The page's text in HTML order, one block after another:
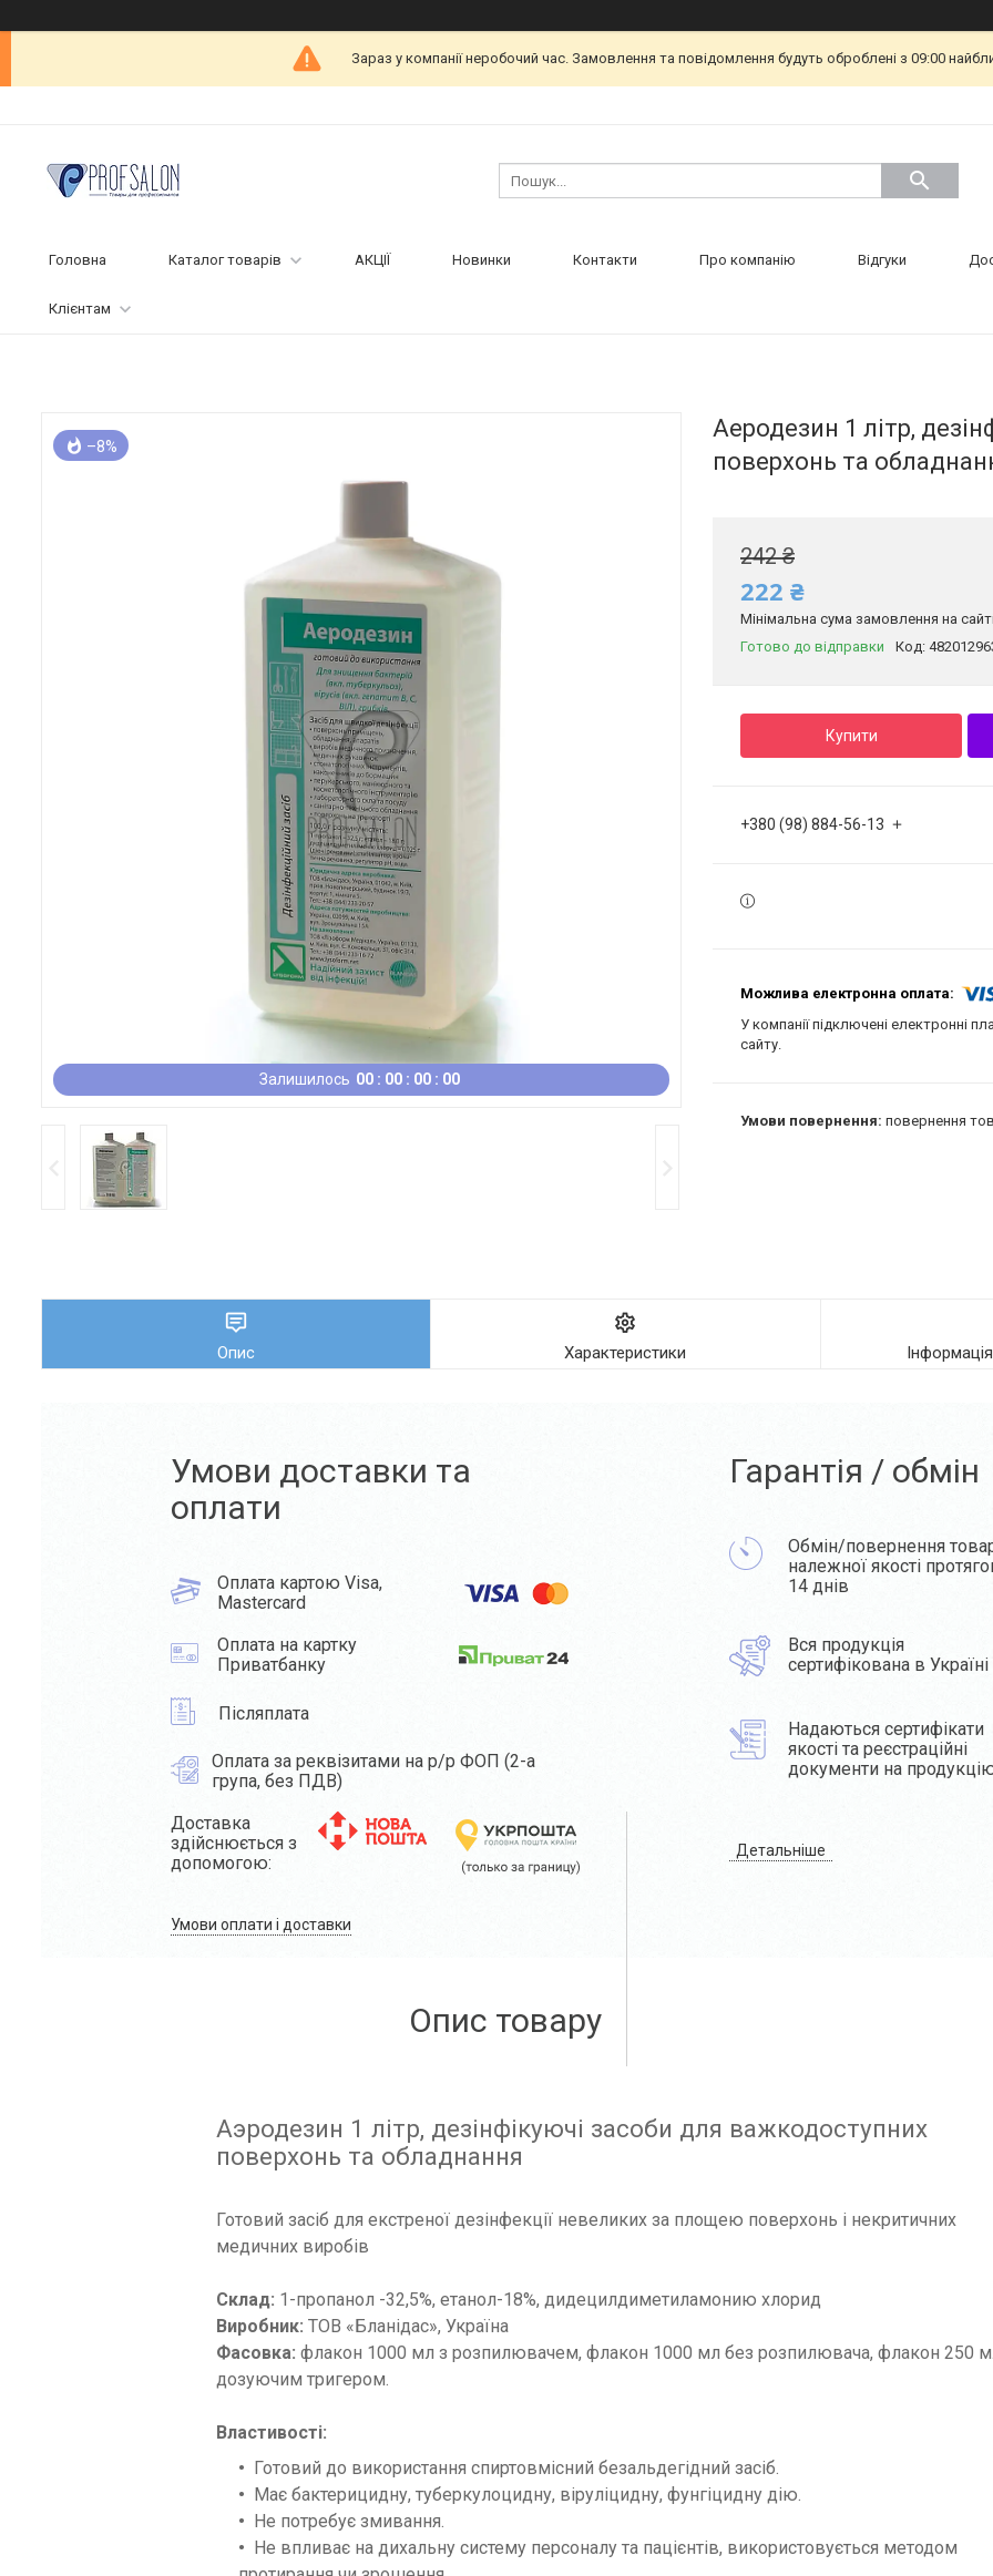
Зараз у компанії неробочий час. Замовлення та повідомлення будуть оброблені з 09:00
Головна Каталог товарів АКЦІЇ Новинки Контакти Про компанію Відгуки
Клієнтам
Залишилось 00 00 00 00
–8%
Аеродезин 1 літр,
поверхонь та
242 ₴
222 ₴
Мінімальна сума замовлення на
Готово до відправки
Код:
Купити
+380 (98) 884-56-13
У компанії підключені електронні
сайту.
повернення
Опис Характеристики
Умови доставки та
оплати
Оплата картою Visa,
Mastercard
Оплата на картку
Приватбанку
Післяплата
Оплата за реквізитами на р/р ФОП (2-а
група, без ПДВ)
Доставка
здійснюється з
допомогою:
Умови оплати і доставки
Гарантія / обмін
Обмін/повернення
належної якості
14 днів
Вся продукція
сертифікована в Україні
Надаються сертифікати
якості та реєстраційні
документи на
Детальніше
Опис товару
Аэродезин 1 літр, дезінфікуючі засоби для важкодоступних
поверхонь та обладнання
Готовий засіб для екстреної дезінфекції невеликих за площею поверхонь і некритичних
медичних виробів
Склад: 1-пропанол -32,5%, етанол-18%, дидецилдиметиламонию хлорид
Виробник: ТОВ «Бланідас», Україна
Фасовка: флакон 1000 мл з розпилювачем, флакон 1000 мл без розпилювача, флакон 250
дозуючим тригером.
Властивості:
Готовий до використання спиртовмісний безальдегідний засіб.
Має бактерицидну, туберкулоцидну, віруліцидну, фунгіцидну дію.
Не потребує змивання.
Не впливає на дихальну систему персоналу та пацієнтів, використовується методом